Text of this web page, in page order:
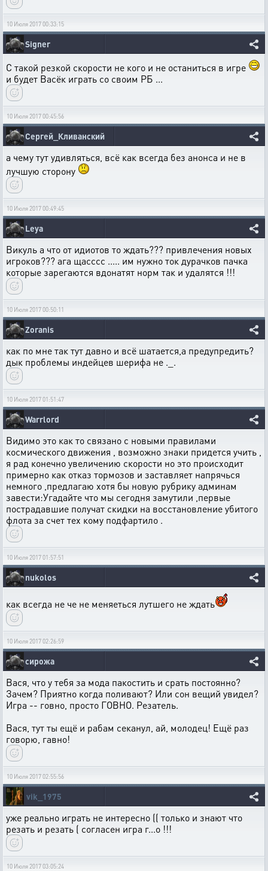
10 Июля 2017 00:33:15
Signer
С такой резкой скорости не кого и не останиться в игре
и будет Васёк играть со своим РБ ...
10 Июля 2017 00:45:56
Сергей_Кливанский
а чему тут удивляться, всё как всегда без анонса и не в
лучшую сторону
10 Июля 2017 00:49:45
Leya
Викуль а что от идиотов то ждать??? привлечения новых
игроков??? ага щасссс ..... им нужно ток дурачков пачка
которые зарегаются вдонатят норм так и удалятся !!!
10 Июля 2017 00:50:11
Zoranis
как по мне так тут давно и всё шатается,а предупредить?
дык проблемы индейцев шерифа не ._.
10 Июля 2017 01:51:47
Warrlord
Видимо это как то связано с новыми правилами
космического движения , возможно знаки придется учить ,
я рад конечно увеличению скорости но это происходит
примерно как отказ тормозов и заставляет напрячься
немного ,предлагаю хотя бы новую рубрику админам
завести:Угадайте что мы сегодня замутили ,первые
пострадавшие получат скидки на восстановление убитого
флота за счет тех кому подфартило .
10 Июля 2017 01:57:51
nukolos
как всегда не че не меняеться лутшего не ждать
10 Июля 2017 02:26:59
сирожа
Вася, что у тебя за мода пакостить и срать постоянно?
Зачем? Приятно когда поливают? Или сон вещий увидел?
Игра -- говно, просто ГОВНО. Резатель.
Вася, тут ты ещё и рабам секанул, ай, молодец! Ещё раз
говорю, гавно!
10 Июля 2017 02:55:56
vik_1975
уже реально играть не интересно (( только и знают что
резать и резать ( согласен игра г...о !!!
10 Июля 2017 03:05:24